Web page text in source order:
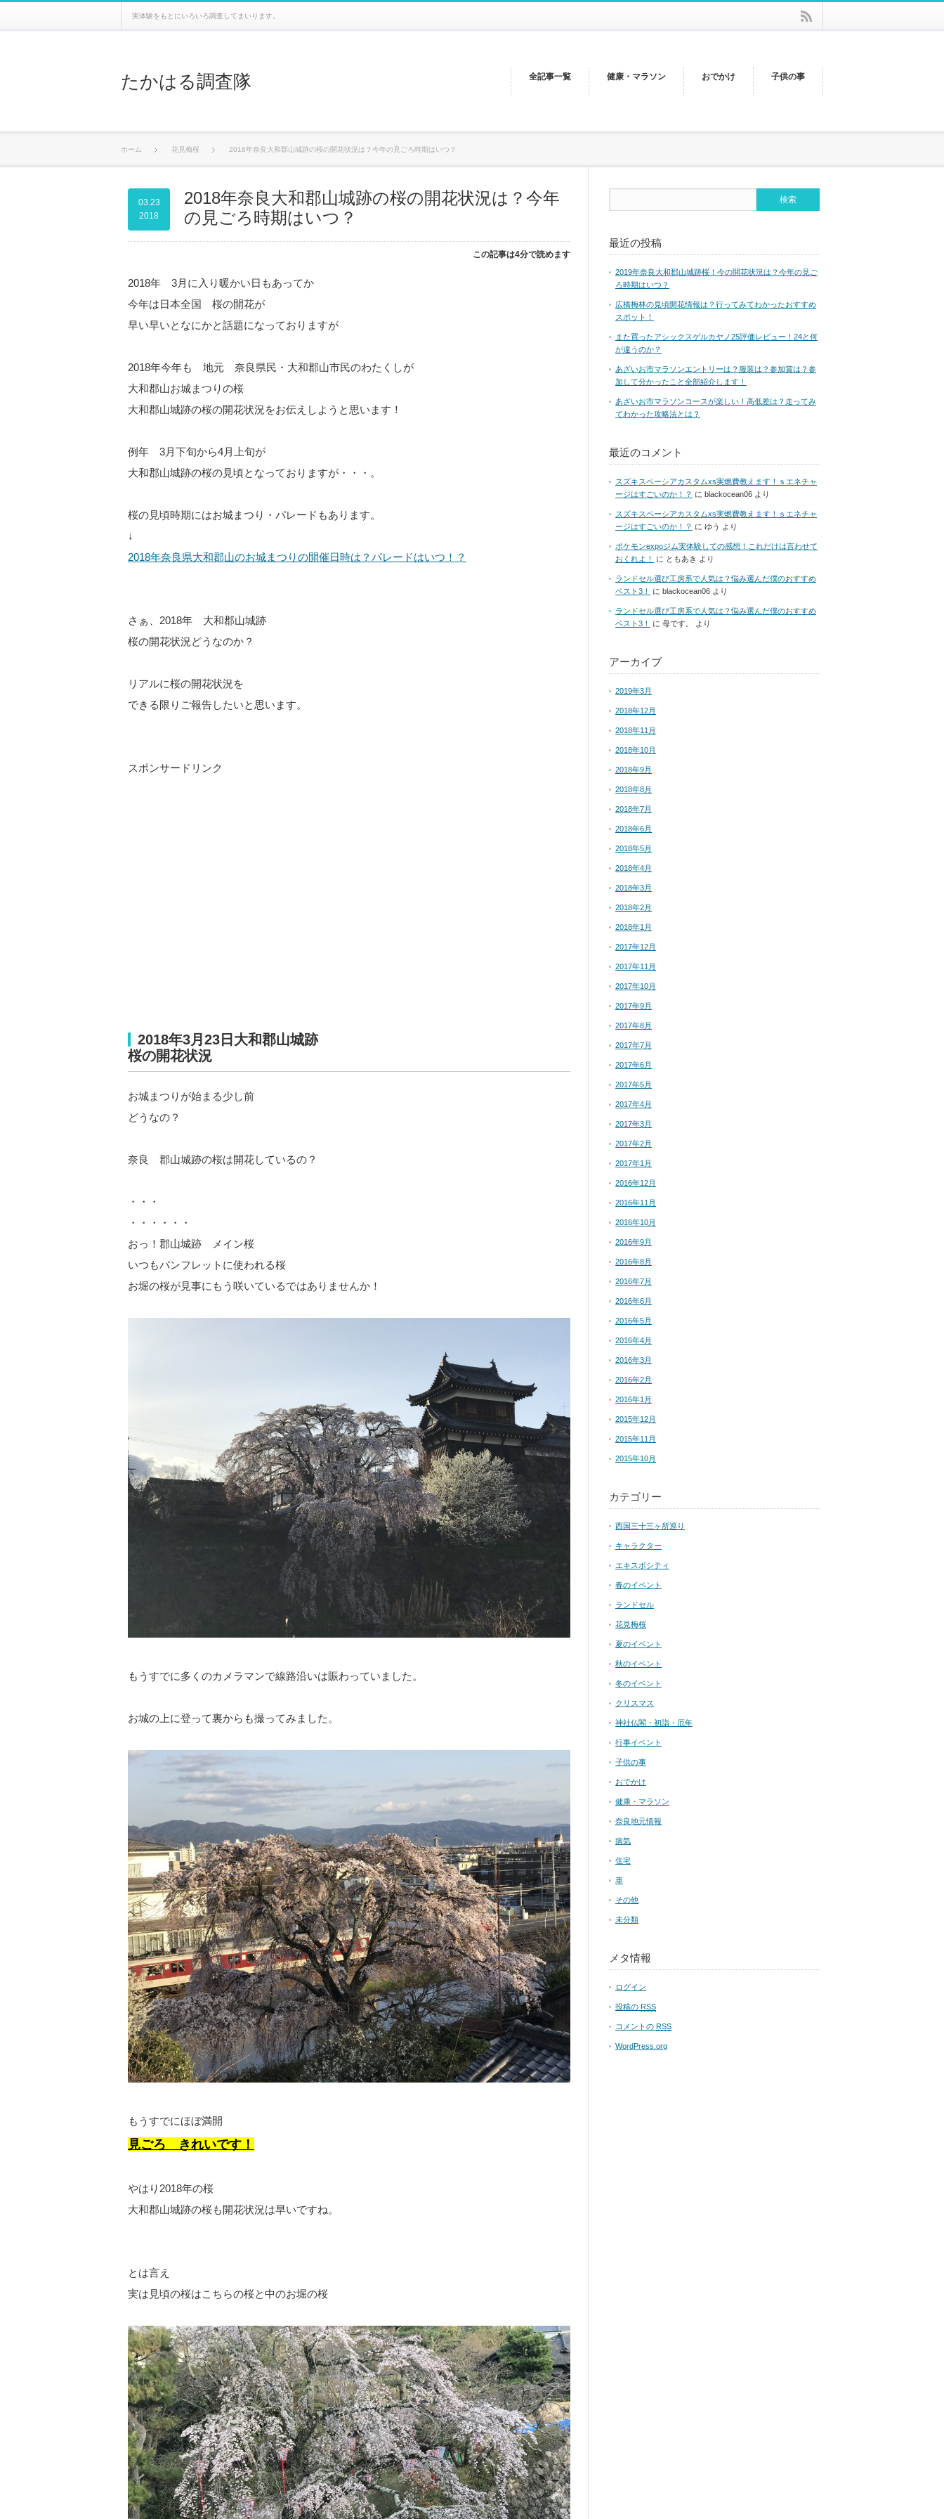
たかはる調査隊
実体験をもとにいろいろ調査してまいります。
全記事一覧 健康・マラソン おでかけ 子供の事
ホーム 花見梅桜 2018年奈良大和郡山城跡の桜の開花状況は？今年の見ごろ時期はいつ？
2018年奈良大和郡山城跡の桜の開花状況は？今年
の見ごろ時期はいつ？
03.23
2018
この記事は4分で読めます
2018年 3月に入り暖かい日もあってか
今年は日本全国 桜の開花が
早い早いとなにかと話題になっておりますが
2018年今年も 地元 奈良県民・大和郡山市民のわたくしが
大和郡山お城まつりの桜
大和郡山城跡の桜の開花状況をお伝えしようと思います！
例年 3月下旬から4月上旬が
大和郡山城跡の桜の見頃となっておりますが・・・。
桜の見頃時期にはお城まつり・パレードもあります。
↓
2018年奈良県大和郡山のお城まつりの開催日時は？パレードはいつ！？
さぁ、2018年 大和郡山城跡
桜の開花状況どうなのか？
リアルに桜の開花状況を
できる限りご報告したいと思います。
スポンサードリンク
2018年3月23日大和郡山城跡
桜の開花状況
お城まつりが始まる少し前
どうなの？
奈良 郡山城跡の桜は開花しているの？
・・・
・・・・・・
おっ！郡山城跡 メイン桜
いつもパンフレットに使われる桜
お堀の桜が見事にもう咲いているではありませんか！
もうすでに多くのカメラマンで線路沿いは賑わっていました。
お城の上に登って裏からも撮ってみました。
もうすでにほぼ満開
見ごろ きれいです！
やはり2018年の桜
大和郡山城跡の桜も開花状況は早いですね。
とは言え
実は見頃の桜はこちらの桜と中のお堀の桜
最近の投稿
2019年奈良大和郡山城跡桜！今の開花状況は？今年の見ご
ろ時期はいつ？
広橋梅林の見頃開花情報は？行ってみてわかったおすすめ
スポット！
また買ったアシックスゲルカヤノ25評価レビュー！24と何
が違うのか？
あざいお市マラソンエントリーは？服装は？参加賞は？参
加して分かったこと全部紹介します！
あざいお市マラソンコースが楽しい！高低差は？走ってみ
てわかった攻略法とは？
最近のコメント
スズキスペーシアカスタムxs実燃費教えます！ｓエネチャ
ージはすごいのか！？ に blackocean06 より
スズキスペーシアカスタムxs実燃費教えます！ｓエネチャ
ージはすごいのか！？ に ゆう より
ポケモンexpoジム実体験しての感想！これだけは言わせて
おくれよ！
に ともあき より
ランドセル選び工房系で人気は？悩み選んだ僕のおすすめ
ベスト3！
に blackocean06 より
ランドセル選び工房系で人気は？悩み選んだ僕のおすすめ
ベスト3！
に 母です。 より
アーカイブ
2019年3月
2018年12月
2018年11月
2018年10月
2018年9月
2018年8月
2018年7月
2018年6月
2018年5月
2018年4月
2018年3月
2018年2月
2018年1月
2017年12月
2017年11月
2017年10月
2017年9月
2017年8月
2017年7月
2017年6月
2017年5月
2017年4月
2017年3月
2017年2月
2017年1月
2016年12月
2016年11月
2016年10月
2016年9月
2016年8月
2016年7月
2016年6月
2016年5月
2016年4月
2016年3月
2016年2月
2016年1月
2015年12月
2015年11月
2015年10月
カテゴリー
西国三十三ヶ所巡り
キャラクター
エキスポシティ
春のイベント
ランドセル
花見梅桜
夏のイベント
秋のイベント
冬のイベント
クリスマス
神社仏閣・初詣・厄年
行事イベント
子供の事
おでかけ
健康・マラソン
奈良地元情報
病気
住宅
車
その他
未分類
メタ情報
ログイン
投稿の RSS
コメントの RSS
WordPress.org